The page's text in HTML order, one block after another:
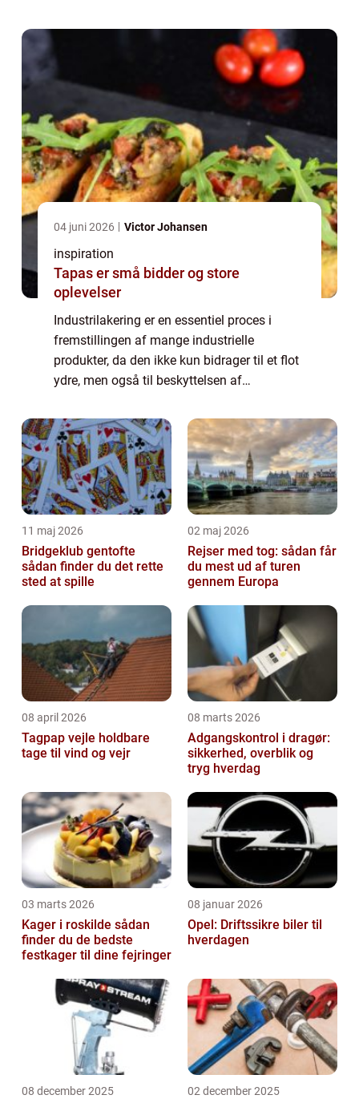
04 juni 2026 Victor Johansen
inspiration
Tapas er små bidder og store
oplevelser
Industrilakering er en essentiel proces i
fremstillingen af mange industrielle
produkter, da den ikke kun bidrager til et flot
ydre, men også til beskyttelsen af
at sikre et professionelt og hol...
11 maj 2026
Bridgeklub gentofte
sådan finder du det rette
sted at spille
02 maj 2026
Rejser med tog: sådan får
du mest ud af turen
gennem Europa
08 april 2026
Tagpap vejle holdbare
tage til vind og vejr
08 marts 2026
Adgangskontrol i dragør:
sikkerhed, overblik og
tryg hverdag
03 marts 2026
Kager i roskilde sådan
finder du de bedste
festkager til dine fejringer
08 januar 2026
Opel: Driftssikre biler til
hverdagen
08 december 2025 02 december 2025